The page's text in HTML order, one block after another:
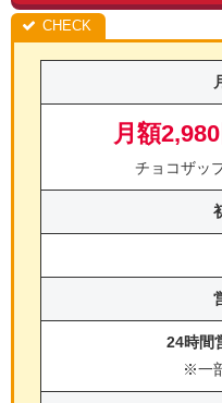
月額2,980
チョコザッ
24時間
※一